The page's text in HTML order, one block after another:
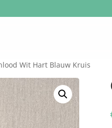
Wit Hart Blauw Kruis